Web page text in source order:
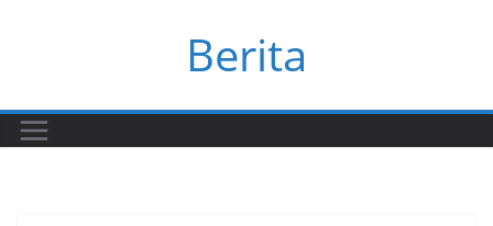
Berita